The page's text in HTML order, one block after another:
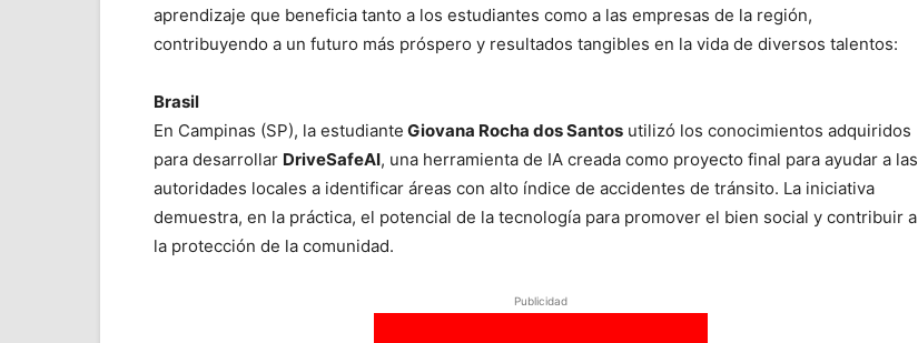
aprendizaje que beneficia tanto a los estudiantes como a las empresas de la región,
contribuyendo a un futuro más próspero y resultados tangibles en la vida de diversos talentos:
Brasil
En Campinas (SP), la estudiante Giovana Rocha dos Santos utilizó los conocimientos adquiridos
para desarrollar DriveSafeAI, una herramienta de IA creada como proyecto final para ayudar a las
autoridades locales a identificar áreas con alto índice de accidentes de tránsito. La iniciativa
demuestra, en la práctica, el potencial de la tecnología para promover el bien social y contribuir a
la protección de la comunidad.
Publicidad